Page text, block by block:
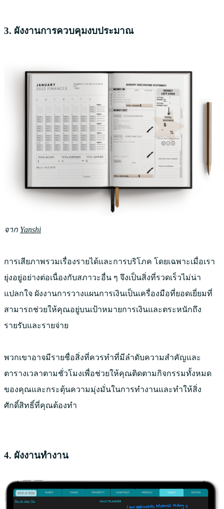
3. ผังงานการควบคุมงบประมาณ
จาก Yanshi
การเสียภาพรวมเรื่องรายได้และการบริโภค โดยเฉพาะเมื่อเรา
ยุ่งอยู่อย่างต่อเนื่องกับสภาวะอื่น ๆ จึงเป็นสิ่งที่รวดเร็วไม่น่า
แปลกใจ ผังงานการวางแผนการเงินเป็นเครื่องมือที่ยอดเยี่ยมที่
สามารถช่วยให้คุณอยู่บนเป้าหมายการเงินและตระหนักถึง
รายรับและรายจ่าย
พวกเขาอาจมีรายชื่อสิ่งที่ควรทำที่มีลำดับความสำคัญและ
ตารางเวลาตามชั่วโมงเพื่อช่วยให้คุณติดตามกิจกรรมทั้งหมด
ของคุณและกระตุ้นความมุ่งมั่นในการทำงานและทำให้สิ่ง
ศักดิ์สิทธิ์ที่คุณต้องทำ
4. ผังงานทำงาน